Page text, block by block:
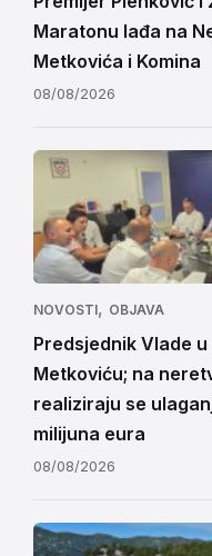
Maratonu lađa na
Metkovića i Komina
08/08/2026
NOVOSTI, OBJAVA
Predsjednik Vlade
Metkoviću; na
realiziraju se
milijuna eura
08/08/2026